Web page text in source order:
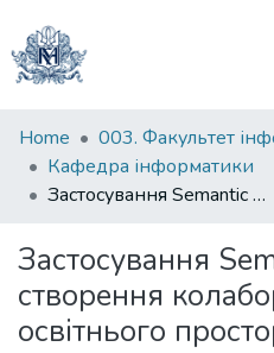
Communities
&
Collections
Statistics
Home
Кафедра інформатики
Застосування Semantic Web до створення колаборативного освітнього простору
Застосування
створення
освітнього